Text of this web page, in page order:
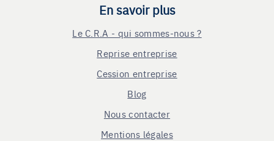
En savoir plus
Le C.R.A - qui sommes-nous ?
Reprise entreprise
Cession entreprise
Blog
Nous contacter
Mentions légales